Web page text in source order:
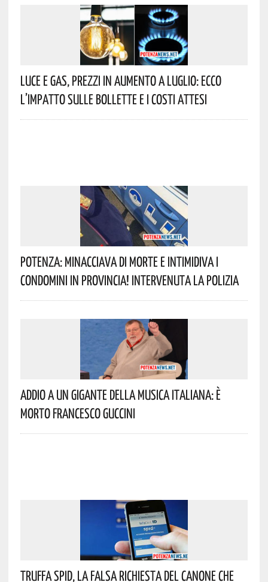
Luce E Gas, Prezzi In Aumento A Luglio: Ecco
L’impatto Sulle Bollette E I Costi Attesi
Potenza: Minacciava Di Morte E Intimidiva I
Condomini In Provincia! Intervenuta La Polizia
Addio A Un Gigante Della Musica Italiana: È
Morto Francesco Guccini
Truffa Spid, La Falsa Richiesta Del Canone Che